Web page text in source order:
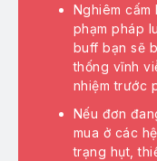
Tăng Điểm Chiến Đấu
vụ Threads
Nghiêm
phạm pháp
buff bạn sẽ
thống vĩnh
nhiệm trước
Nếu đơn
mua ở các
trạng hụt,